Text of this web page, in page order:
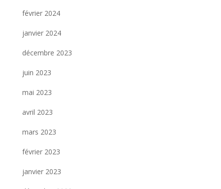
février 2024
janvier 2024
décembre 2023
juin 2023
mai 2023
avril 2023
mars 2023
février 2023
janvier 2023